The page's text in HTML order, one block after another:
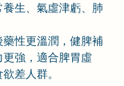
生、氣虛津虧、肺
藥性更溫潤，健脾補
強，適合脾胃虛
差人群。